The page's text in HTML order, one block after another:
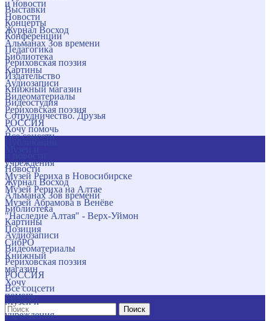
и новости
Новости
Журнал Восход
Альманах Зов времени
Библиотека
Картины
Аудиозаписи
Видеоматериалы
Рериховская поэзия
РОССИЯ
Все соцсети
учреждения
Музей Рериха в Новосибирске
Музей Рериха на Алтае
Музей Абрамова в Венёве
"Наследие Алтая" - Верх-Уймон
Позиция
СибРО
Книжный
магазин
Хочу
помочь
Поиск
Выставки
Концерты
Конференции
Педагогика
Рериховская поэзия
Издательство
Книжный магазин
Видеостудия
Сотрудничество. Друзья
Хочу помочь
Новости
Журнал Восход
Альманах Зов времени
Библиотека
Картины
Аудиозаписи
Видеоматериалы
Рериховская поэзия
РОССИЯ
Все соцсети
Музеи и
учреждения